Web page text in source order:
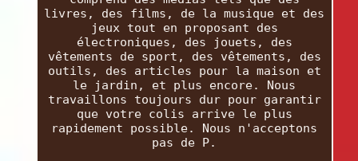
livres, des films, de la musique et des
jeux tout en proposant des
électroniques, des jouets, des
vêtements de sport, des vêtements, des
outils, des articles pour la maison et
le jardin, et plus encore. Nous
travaillons toujours dur pour garantir
que votre colis arrive le plus
rapidement possible. Nous n'acceptons
pas de P.